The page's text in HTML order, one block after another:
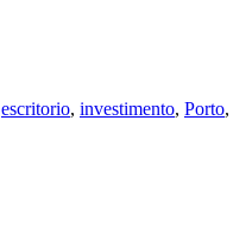
escritorio, investimento, Porto,